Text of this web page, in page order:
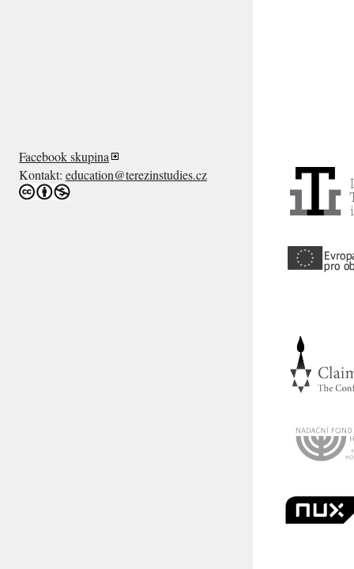
Facebook skupina
Kontakt: education@terezinstudies.cz